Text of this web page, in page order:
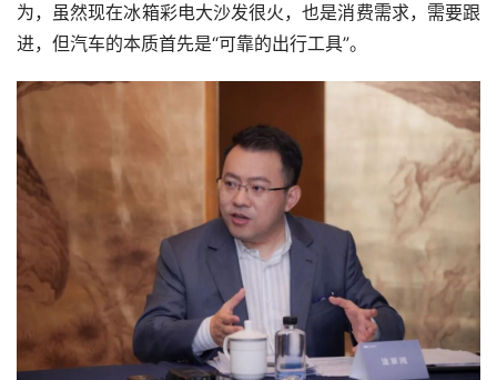
为，虽然现在冰箱彩电大沙发很火，也是消费需求，需要跟
进，但汽车的本质首先是“可靠的出行工具”。